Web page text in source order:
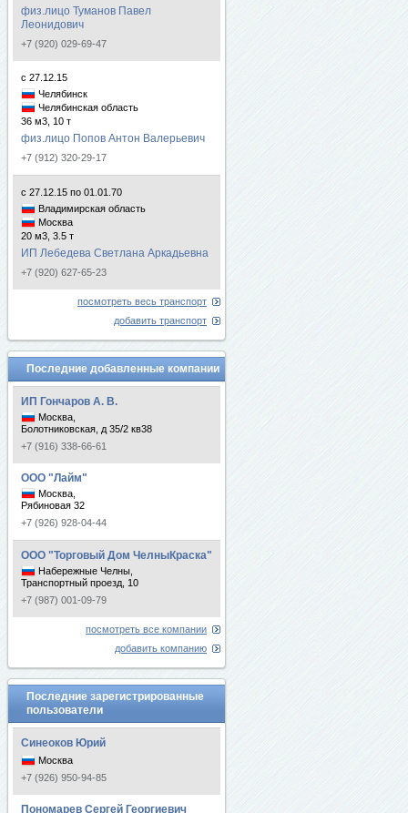
физ.лицо Туманов Павел
Леонидович
+7 (920) 029-69-47
с 27.12.15
Челябинск
Челябинская область
36 м3, 10 т
физ.лицо Попов Антон Валерьевич
+7 (912) 320-29-17
с 27.12.15 по 01.01.70
Владимирская область
Москва
20 м3, 3.5 т
ИП Лебедева Светлана Аркадьевна
+7 (920) 627-65-23
посмотреть весь транспорт
добавить транспорт
Последние добавленные компании
ИП Гончаров А. В.
Москва,
Болотниковская, д 35/2 кв38
+7 (916) 338-66-61
ООО "Лайм"
Москва,
Рябиновая 32
+7 (926) 928-04-44
ООО "Торговый Дом ЧелныКраска"
Набережные Челны,
Транспортный проезд, 10
+7 (987) 001-09-79
посмотреть все компании
добавить компанию
Последние зарегистрированные
пользователи
Синеоков Юрий
Москва
+7 (926) 950-94-85
Пономарев Сергей Георгиевич